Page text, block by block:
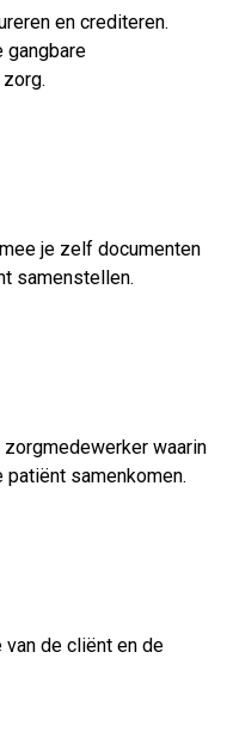
en crediteren.
gangbare
je zelf documenten
samenstellen.
waarin
samenkomen.
de cliënt en de